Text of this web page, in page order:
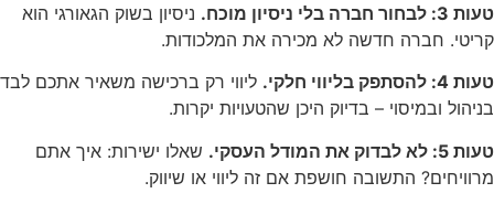
טעות 3: לבחור חברה בלי ניסיון מוכח.
ניסיון בשוק הגאורגי הוא
קריטי. חברה חדשה לא מכירה את המלכודות.
טעות 4: להסתפק בליווי חלקי.
ליווי רק ברכישה משאיר אתכם לבד
בניהול ובמיסוי – בדיוק היכן שהטעויות יקרות.
טעות 5: לא לבדוק את המודל העסקי.
שאלו ישירות: איך אתם
מרוויחים? התשובה חושפת אם זה ליווי או שיווק.